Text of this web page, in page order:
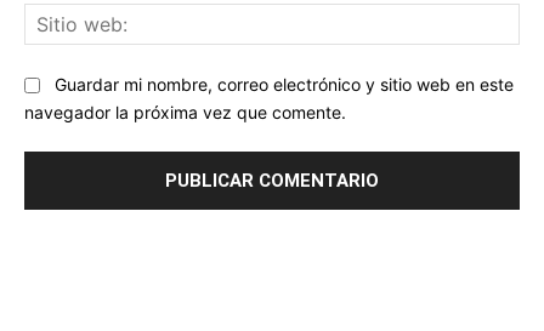
Guardar mi nombre, correo electrónico y sitio web en este
navegador la próxima vez que comente.